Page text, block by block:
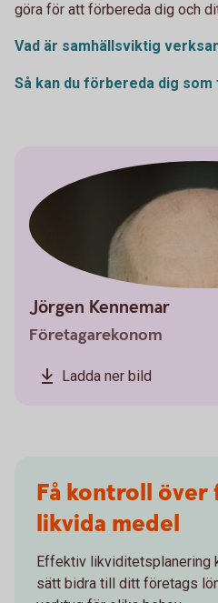
göra för att förbereda dig och
Vad är samhällsviktig
Så kan du förbereda dig som
Jörgen Kennemar
Företagarekonom
Ladda ner bild
Få kontroll
likvida medel
Effektiv likviditetsplanering
sätt bidra till ditt företags